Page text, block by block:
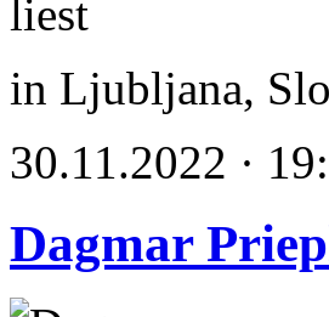
in Ljubljana,
30.11.2022 ·
Dagmar